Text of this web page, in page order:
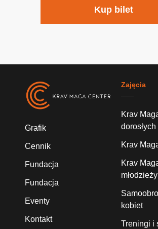
Kup bilet
Grafik
Cennik
Fundacja
Fundacja
Eventy
Kontakt
Zajęcia
Krav
dorosłych
Krav
Krav
młodzieży
kobiet
Treningi i